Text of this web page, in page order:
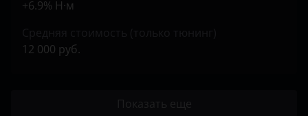
+6.9% Н·м
12 000 руб.